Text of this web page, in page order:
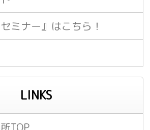
ミナー』はこちら！
LINKS
TOP